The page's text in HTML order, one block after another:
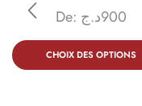
De: 900د.ج
CHOIX DES OPTIONS